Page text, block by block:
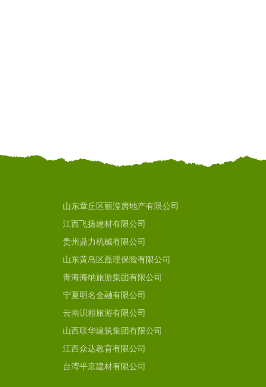
山东章丘区丽滢房地产有限公司
江西飞扬建材有限公司
贵州鼎力机械有限公司
山东黄岛区磊理保险有限公司
青海海纳旅游集团有限公司
宁夏明名金融有限公司
云南识相旅游有限公司
山西联华建筑集团有限公司
江西众达教育有限公司
台湾平京建材有限公司